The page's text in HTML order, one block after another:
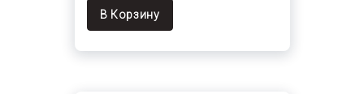
В Корзину